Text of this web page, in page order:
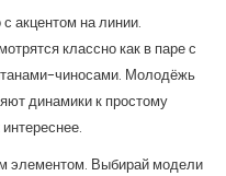
акцентом на линии.
классно как в паре с
чиносами. Молодёжь
динамики к простому
элементом. Выбирай модели